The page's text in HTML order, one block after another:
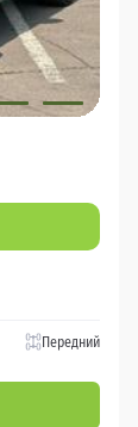
Передний